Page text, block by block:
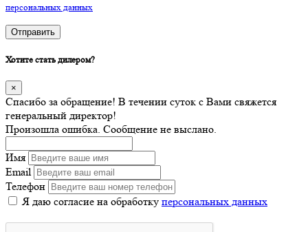
персональных данных
Отправить
Хотите стать дилером?
×
Спасибо за обращение! В течении суток с Вами свяжется
генеральный директор!
Произошла ошибка. Сообщение не выслано.
Имя
Email
Телефон
Я даю согласие на обработку персональных данных